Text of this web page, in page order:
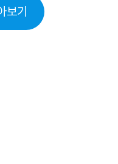
보기